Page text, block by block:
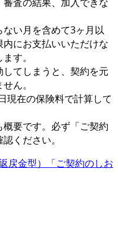
い月を含めて3ヶ月以
にお支払いいただけな
す。
てしまうと、契約を元
ん。
現在の保険料で計算して
要です。必ず「ご契約
ください。
戻金型）「ご契約のしお